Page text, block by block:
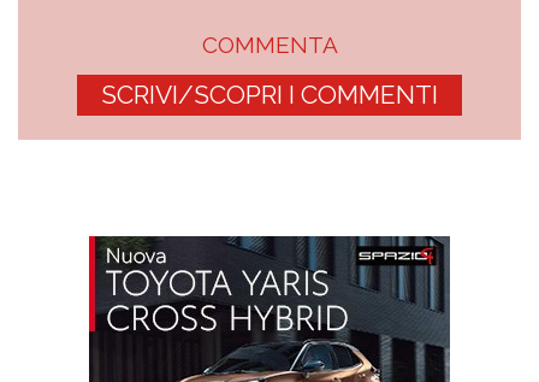
COMMENTA
SCRIVI/SCOPRI I COMMENTI